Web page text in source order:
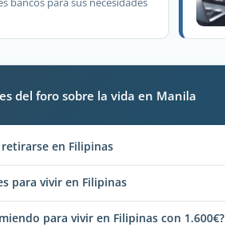
del foro sobre la vida en Manila
en Filipinas
para vivir en Filipinas
para vivir en Filipinas con 1.600€?